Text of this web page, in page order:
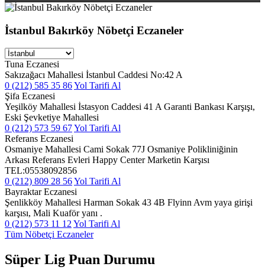
İstanbul Bakırköy Nöbetçi Eczaneler
Tuna Eczanesi
Sakızağacı Mahallesi İstanbul Caddesi No:42 A
0 (212) 585 35 86Yol Tarifi Al
Şifa Eczanesi
Yeşilköy Mahallesi İstasyon Caddesi 41 A Garanti Bankası Karşışı,
Eski Şevketiye Mahallesi
0 (212) 573 59 67Yol Tarifi Al
Referans Eczanesi
Osmaniye Mahallesi Cami Sokak 77J Osmaniye Polikliniğinin
Arkası Referans Evleri Happy Center Marketin Karşısı
TEL:05538092856
0 (212) 809 28 56Yol Tarifi Al
Bayraktar Eczanesi
Şenlikköy Mahallesi Harman Sokak 43 4B Flyinn Avm yaya girişi
karşısı, Mali Kuaför yanı .
0 (212) 573 11 12 Yol Tarifi Al
Tüm Nöbetçi Eczaneler
Süper Lig Puan Durumu